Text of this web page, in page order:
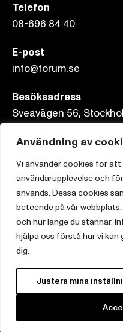
Användning av
Vi använder cookies för
användarupplevelse och
används. Dessa cookies
beteende på vår
och hur länge du stannar.
hjälpa oss förstå hur vi
dig.
Justera mina
Telefon
08-696 84 40
E-post
info@forum.se
Besöksadress
Sveavägen 56,
Postadress
Box 3159, 103 63
Om